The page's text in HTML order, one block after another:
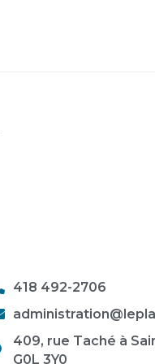
418 492-2706
409, rue Taché à
G0L 3Y0